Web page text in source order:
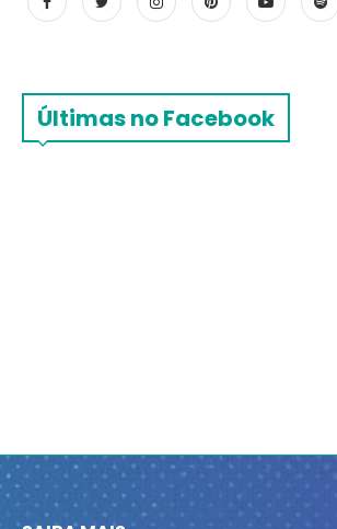
Últimas no Facebook